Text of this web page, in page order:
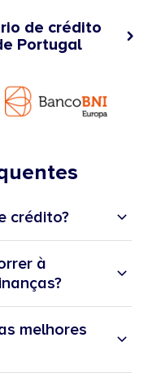
de crédito
Portugal
crédito?
à
melhores